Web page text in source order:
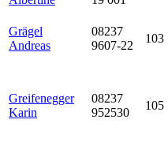
Grägel
Andreas
08237
9607-22
103
Greifenegger
Karin
08237
952530
105